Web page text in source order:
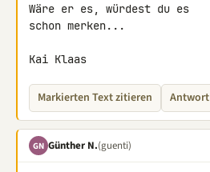
Wäre er es, würdest du es
schon merken...
Kai Klaas
Markierten Text zitieren Antwort
GN Günther N.(guenti)